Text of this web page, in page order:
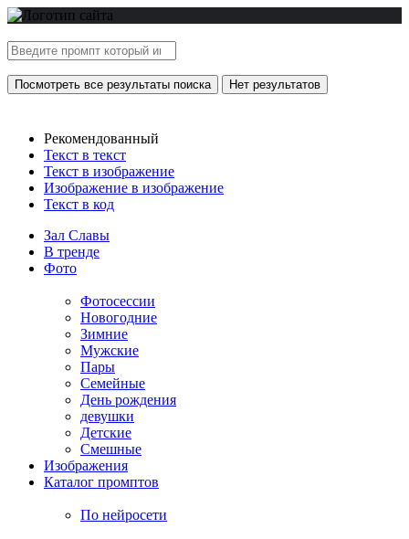
Посмотреть все результаты поиска Нет результатов
Рекомендованный
Текст в текст
Текст в изображение
Изображение в изображение
Текст в код
Зал Славы
В тренде
Фото
Фотосессии
Новогодние
Зимние
Мужские
Пары
Семейные
День рождения
девушки
Детские
Смешные
Изображения
Каталог промптов
По нейросети